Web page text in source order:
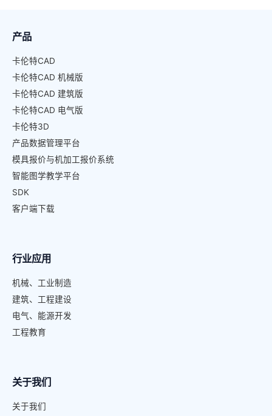
产品
卡伦特CAD
卡伦特CAD 机械版
卡伦特CAD 建筑版
卡伦特CAD 电气版
卡伦特3D
产品数据管理平台
模具报价与机加工报价系统
智能图学教学平台
SDK
客户端下载
行业应用
机械、工业制造
建筑、工程建设
电气、能源开发
工程教育
关于我们
关于我们